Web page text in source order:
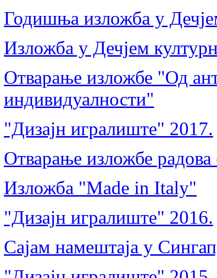
Годишња изложба у
Изложба у Дечјем
Отварање изложбе "Од
индивидуалности"
"Дизајн игралиште" 2017.
Отварање изложбе
Изложба "Made in Italy"
"Дизајн игралиште" 2016.
Сајам намештаја у